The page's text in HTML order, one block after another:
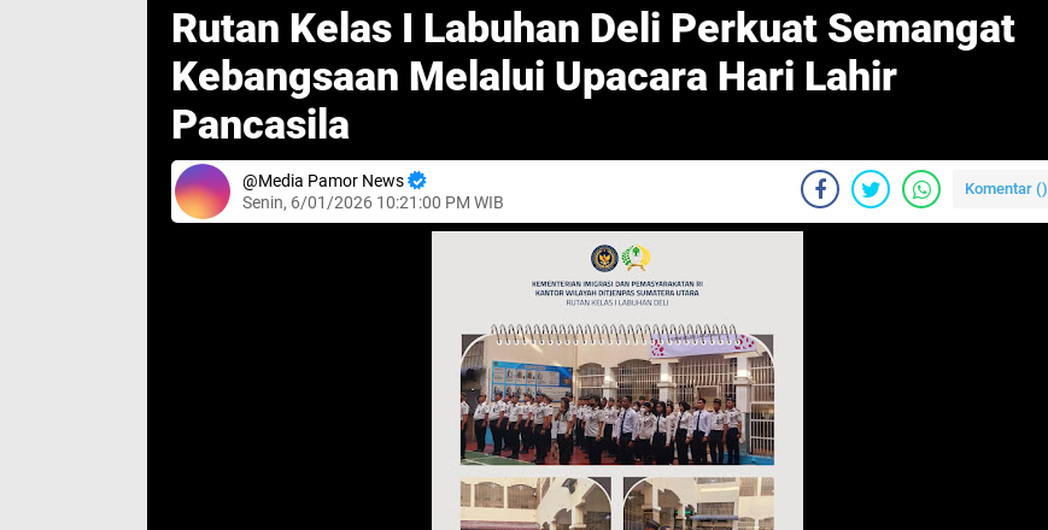
Rutan Kelas I Labuhan Deli Perkuat Semangat
Kebangsaan Melalui Upacara Hari Lahir
Pancasila
Media Pamor News
Senin, 6/01/2026 10:21:00 PM WIB
Komentar ()